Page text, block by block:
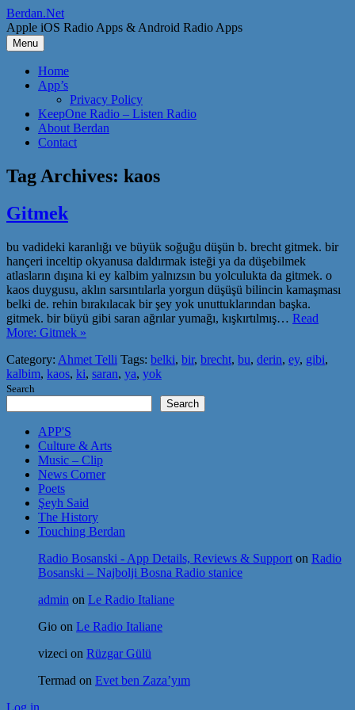
Skip
to
content
Berdan.Net
Apple iOS Radio Apps & Android Radio Apps
Menu
Home
App’s
Privacy Policy
KeepOne Radio – Listen Radio
About Berdan
Contact
Tag Archives: kaos
Gitmek
bu vadideki karanlığı ve büyük soğuğu düşün b. brecht gitmek. bir
hançeri inceltip okyanusa daldırmak isteği ya da düşebilmek
atlasların dışına ki ey kalbim yalnızsın bu yolculukta da gitmek. o
kaos duygusu, aklın sarsıntılarla yorgun düşüşü bilincin kamaşması
belki de. rehin bırakılacak bir şey yok unuttuklarından başka.
gitmek. bir büyü gibi saran ağrılar yumağı, kışkırtılmış… Read
More: Gitmek »
Category: Ahmet Telli Tags: belki, bir, brecht, bu, derin, ey, gibi,
kalbim, kaos, ki, saran, ya, yok
Search
Search
APP'S
Culture & Arts
Music – Clip
News Corner
Poets
Şeyh Said
The History
Touching Berdan
Radio Bosanski - App Details, Reviews & Support on Radio
Bosanski – Najbolji Bosna Radio stanice
admin on Le Radio Italiane
Gio on Le Radio Italiane
vizeci on Rüzgar Gülü
Termad on Evet ben Zaza’yım
Log in